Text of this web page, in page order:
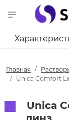
Главная
Unica Comfort
Unica